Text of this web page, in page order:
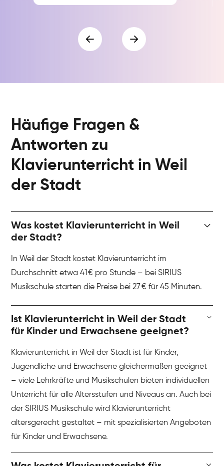
Häufige Fragen &
Antworten zu
Klavierunterricht in Weil
der Stadt
Was kostet Klavierunterricht in Weil
der Stadt?
In Weil der Stadt kostet Klavierunterricht im
Durchschnitt etwa 41 € pro Stunde – bei SIRIUS
Musikschule starten die Preise bei 27 € für 45 Minuten.
Ist Klavierunterricht in Weil der Stadt
für Kinder und Erwachsene geeignet?
Klavierunterricht in Weil der Stadt ist für Kinder,
Jugendliche und Erwachsene gleichermaßen geeignet
– viele Lehrkräfte und Musikschulen bieten individuellen
Unterricht für alle Altersstufen und Niveaus an. Auch bei
der SIRIUS Musikschule wird Klavierunterricht
altersgerecht gestaltet – mit spezialisierten Angeboten
für Kinder und Erwachsene.